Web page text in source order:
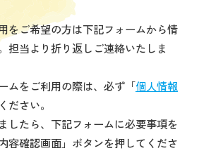
をご希望の方は下記フォームから情
担当より折り返しご連絡いたしま
ムをご利用の際は、必ず「個人情報
ださい。
したら、下記フォームに必要事項を
容確認画面」ボタンを押してくださ